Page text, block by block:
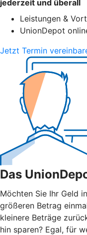
jederzeit und überall
Leistungen &
UnionDepot
Jetzt Termin
Das
Möchten Sie Ihr Geld
größeren Betrag
kleinere Beträge
hin sparen? Egal, für